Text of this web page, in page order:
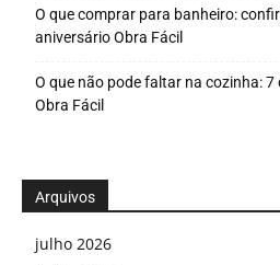
O que comprar para banheiro:
aniversário Obra Fácil
O que não pode faltar na cozinha:
Obra Fácil
Arquivos
julho 2026